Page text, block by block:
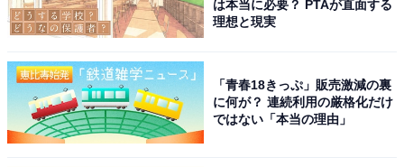
は本当に必要？ PTAが直面する
理想と現実
「青春18きっぷ」販売激減の裏
に何が？ 連続利用の厳格化だけ
ではない「本当の理由」